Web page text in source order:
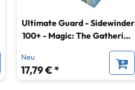
Ultimate Guard - Sidewinder
100+ - Magic: The Gathering
- Aetherdrift - Riptide
Neu
17,79 € *